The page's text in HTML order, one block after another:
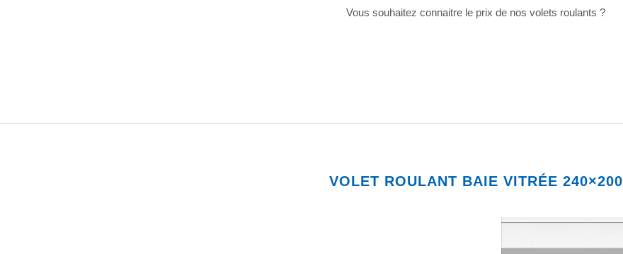
Vous souhaitez connaitre le prix de nos volets roulants ?
VOLET ROULANT BAIE VITRÉE 240×200